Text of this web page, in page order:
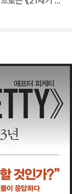
경제를 인터뷰하
의》 《하버드 글
《경제, 디테일하
든 선택들-힐러리
라클모닝》 《창조
》 《공정 사회란 무